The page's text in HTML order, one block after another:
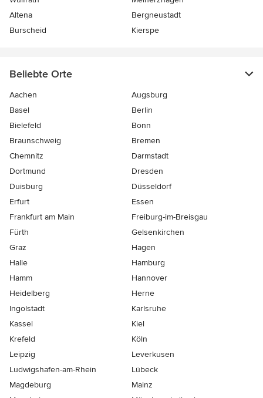
Altena
Bergneustadt
Burscheid
Kierspe
Beliebte Orte
Aachen
Augsburg
Basel
Berlin
Bielefeld
Bonn
Braunschweig
Bremen
Chemnitz
Darmstadt
Dortmund
Dresden
Duisburg
Düsseldorf
Erfurt
Essen
Frankfurt am Main
Freiburg-im-Breisgau
Fürth
Gelsenkirchen
Graz
Hagen
Halle
Hamburg
Hamm
Hannover
Heidelberg
Herne
Ingolstadt
Karlsruhe
Kassel
Kiel
Krefeld
Köln
Leipzig
Leverkusen
Ludwigshafen-am-Rhein
Lübeck
Magdeburg
Mainz